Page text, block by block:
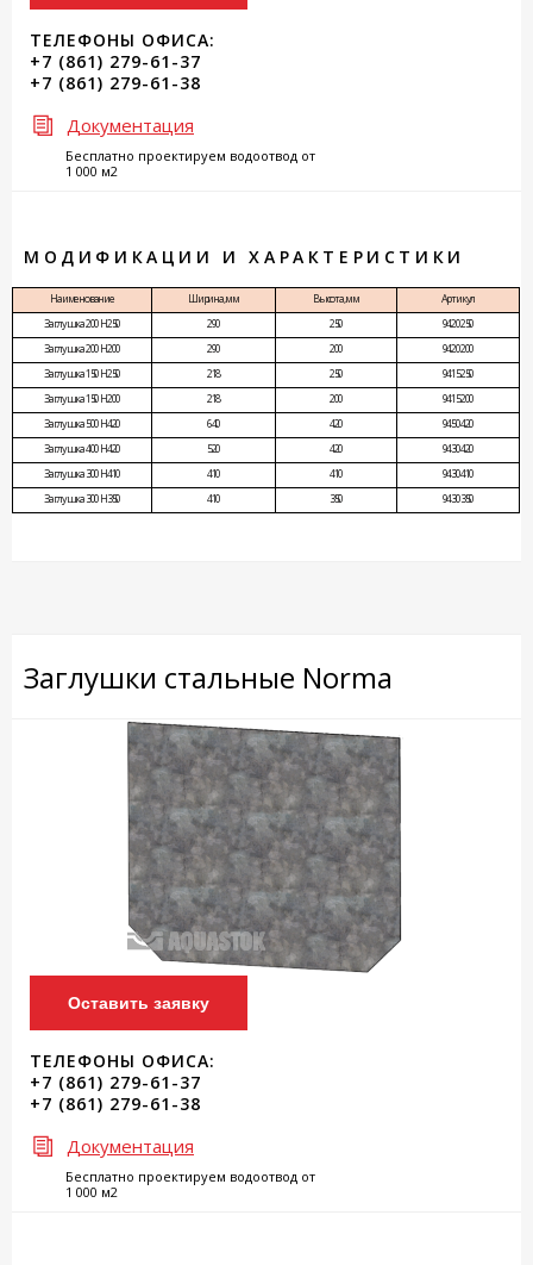
ТЕЛЕФОНЫ ОФИСА:
+7 (861) 279-61-37
+7 (861) 279-61-38
Документация
Бесплатно проектируем водоотвод от
1 000 м2
МОДИФИКАЦИИ И ХАРАКТЕРИСТИКИ
Наименование Ширина, мм Высота, мм
Артикул
Заглушка 200 Н250
290 250
9420250
Заглушка 200 Н200
290 200
9420200
Заглушка 150 Н250
218 250
9415250
Заглушка 150 Н200
218 200
9415200
Заглушка 500 Н420
640 420
9450420
Заглушка 400 Н420
520 420
9430420
Заглушка 300 Н410
410 410
9430410
Заглушка 300 Н350
410 350 9430350
Заглушки стальные Norma
Оставить заявку
ТЕЛЕФОНЫ ОФИСА:
+7 (861) 279-61-37
+7 (861) 279-61-38
Документация
Бесплатно проектируем водоотвод от
1 000 м2